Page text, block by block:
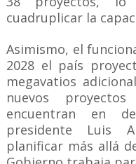
cuadruplicar la
Asimismo, el
2028 el país
megavatios
nuevos
encuentran en
presidente Luis
planificar más allá